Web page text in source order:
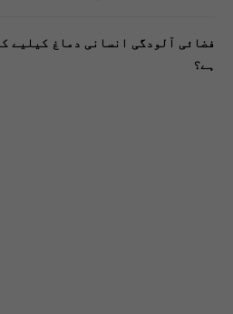
فضائی آلودگی انسانی دماغ کیلیے
ہے؟